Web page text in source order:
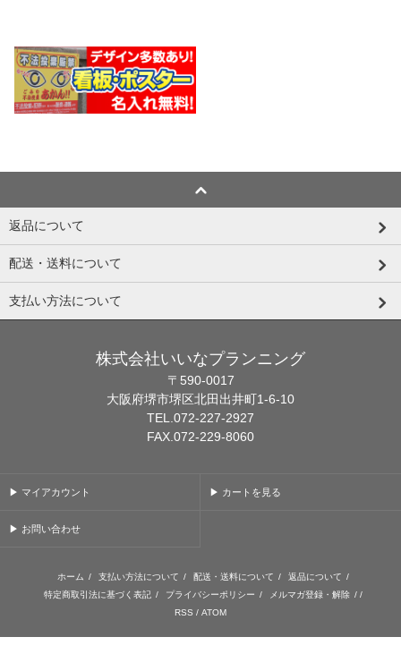
返品について
配送・送料について
支払い方法について
株式会社いいなプランニング
〒590-0017
大阪府堺市堺区北田出井町1-6-10
TEL.072-227-2927
FAX.072-229-8060
▶ マイアカウント ▶ カートを見る
▶ お問い合わせ
ホーム / 支払い方法について / 配送・送料について / 返品について /
特定商取引法に基づく表記 / プライバシーポリシー / メルマガ登録・解除 / /
RSS / ATOM